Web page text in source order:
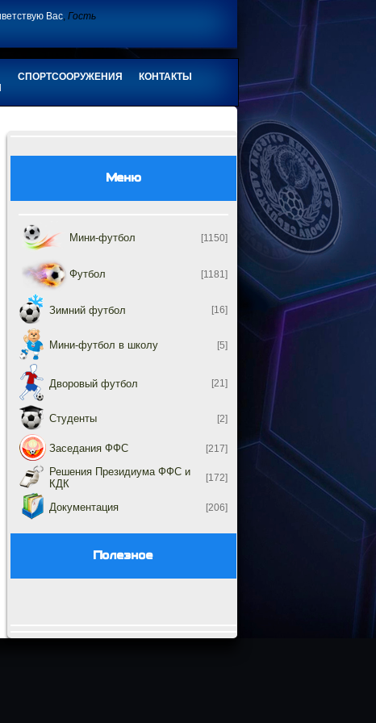
Вас,Гость
СПОРТСООРУЖЕНИЯ КОНТАКТЫ
Меню
Мини-футбол [1150]
Футбол [1181]
Зимний футбол [16]
Мини-футбол в школу [5]
Дворовый футбол [21]
Студенты [2]
Заседания ФФС [217]
Решения Президиума ФФС и
КДК
[172]
Документация [206]
Полезное